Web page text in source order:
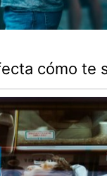
cómo te